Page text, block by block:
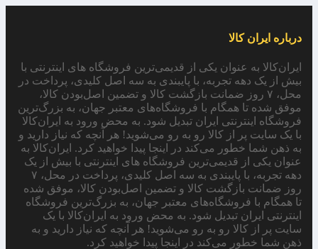
درباره ایران کالا
ایران‌کالا به عنوان یکی از قدیمی‌ترین فروشگاه های اینترنتی با
بیش از یک دهه تجربه، با پایبندی به سه اصل کلیدی، پرداخت در
محل، ۷ روز ضمانت بازگشت کالا و تضمین اصل‌بودن کالا،
موفق شده تا همگام با فروشگاه‌های معتبر جهان، به بزرگ‌ترین
فروشگاه اینترنتی ایران تبدیل شود. به محض ورود به ایران‌کالا
با یک سایت پر از کالا رو به رو می‌شوید! هر آنچه که نیاز دارید و
به ذهن شما خطور می‌کند در اینجا پیدا خواهید کرد. ایران‌کالا به
عنوان یکی از قدیمی‌ترین فروشگاه های اینترنتی با بیش از یک
دهه تجربه، با پایبندی به سه اصل کلیدی، پرداخت در محل، ۷
روز ضمانت بازگشت کالا و تضمین اصل‌بودن کالا، موفق شده
تا همگام با فروشگاه‌های معتبر جهان، به بزرگ‌ترین فروشگاه
اینترنتی ایران تبدیل شود. به محض ورود به ایران‌کالا با یک
سایت پر از کالا رو به رو می‌شوید! هر آنچه که نیاز دارید و به
ذهن شما خطور می‌کند در اینجا پیدا خواهید کرد.